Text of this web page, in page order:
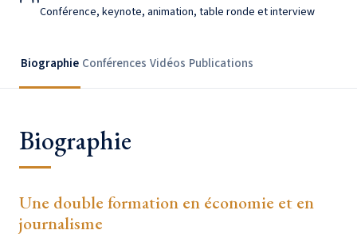
Conférence, keynote, animation, table ronde et interview
Biographie Conférences Vidéos Publications
Biographie
Une double formation en économie et en
journalisme